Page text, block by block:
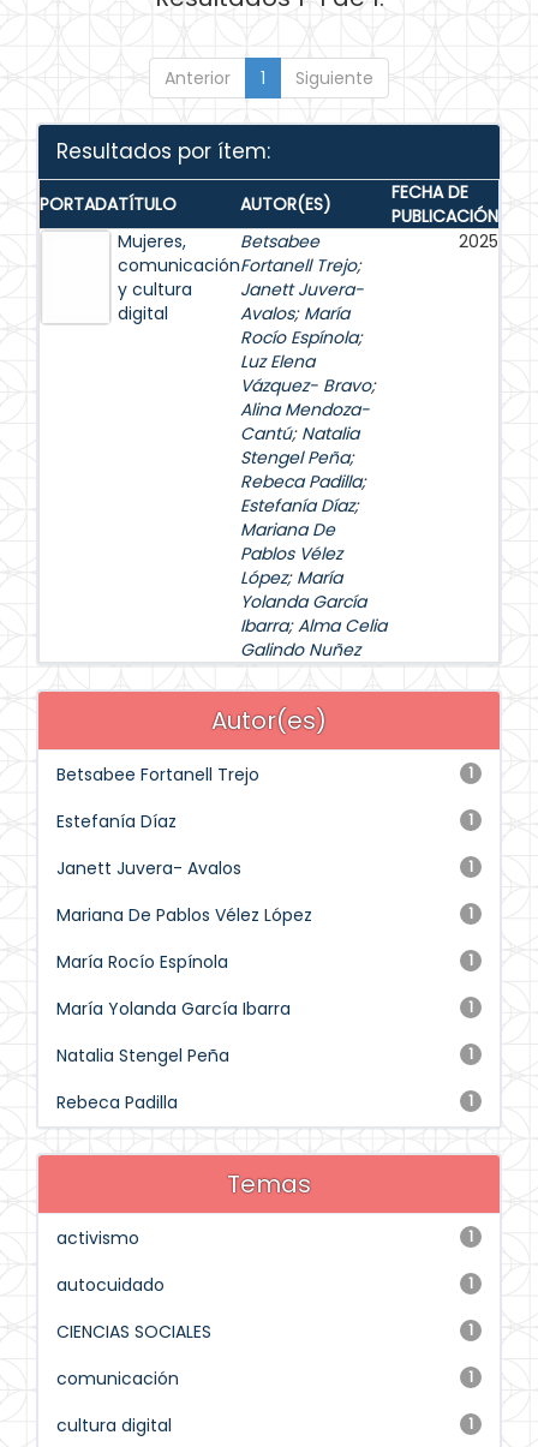
Anterior 1 Siguiente
Resultados por ítem:
PORTADATÍTULO AUTOR(ES)
FECHA DE
PUBLICACIÓN
Mujeres,
comunicación
y cultura
digital
Betsabee
Fortanell Trejo;
Janett Juvera-
Avalos; María
Rocío Espínola;
Luz Elena
Vázquez- Bravo;
Alina Mendoza-
Cantú; Natalia
Stengel Peña;
Rebeca Padilla;
Estefanía Díaz;
Mariana De
Pablos Vélez
López; María
Yolanda García
Ibarra;Alma Celia
Galindo Nuñez
2025
Autor(es)
1
Betsabee Fortanell Trejo
1
Estefanía Díaz
1
Janett Juvera- Avalos
1
Mariana De Pablos Vélez López
1
María Rocío Espínola
1
María Yolanda García Ibarra
1
Natalia Stengel Peña
1
Rebeca Padilla
Temas
1
activismo
1
autocuidado
1
CIENCIAS SOCIALES
1
comunicación
1
cultura digital